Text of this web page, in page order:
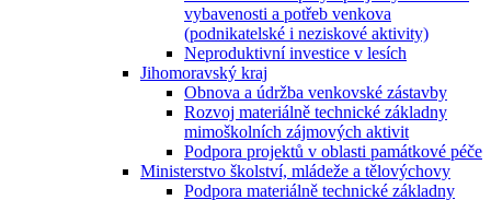
vybavenosti a potřeb venkova
(podnikatelské i neziskové aktivity)
Neproduktivní investice v lesích
Jihomoravský kraj
Obnova a údržba venkovské zástavby
Rozvoj materiálně technické základny
mimoškolních zájmových aktivit
Podpora projektů v oblasti památkové péče
Ministerstvo školství, mládeže a tělovýchovy
Podpora materiálně technické základny